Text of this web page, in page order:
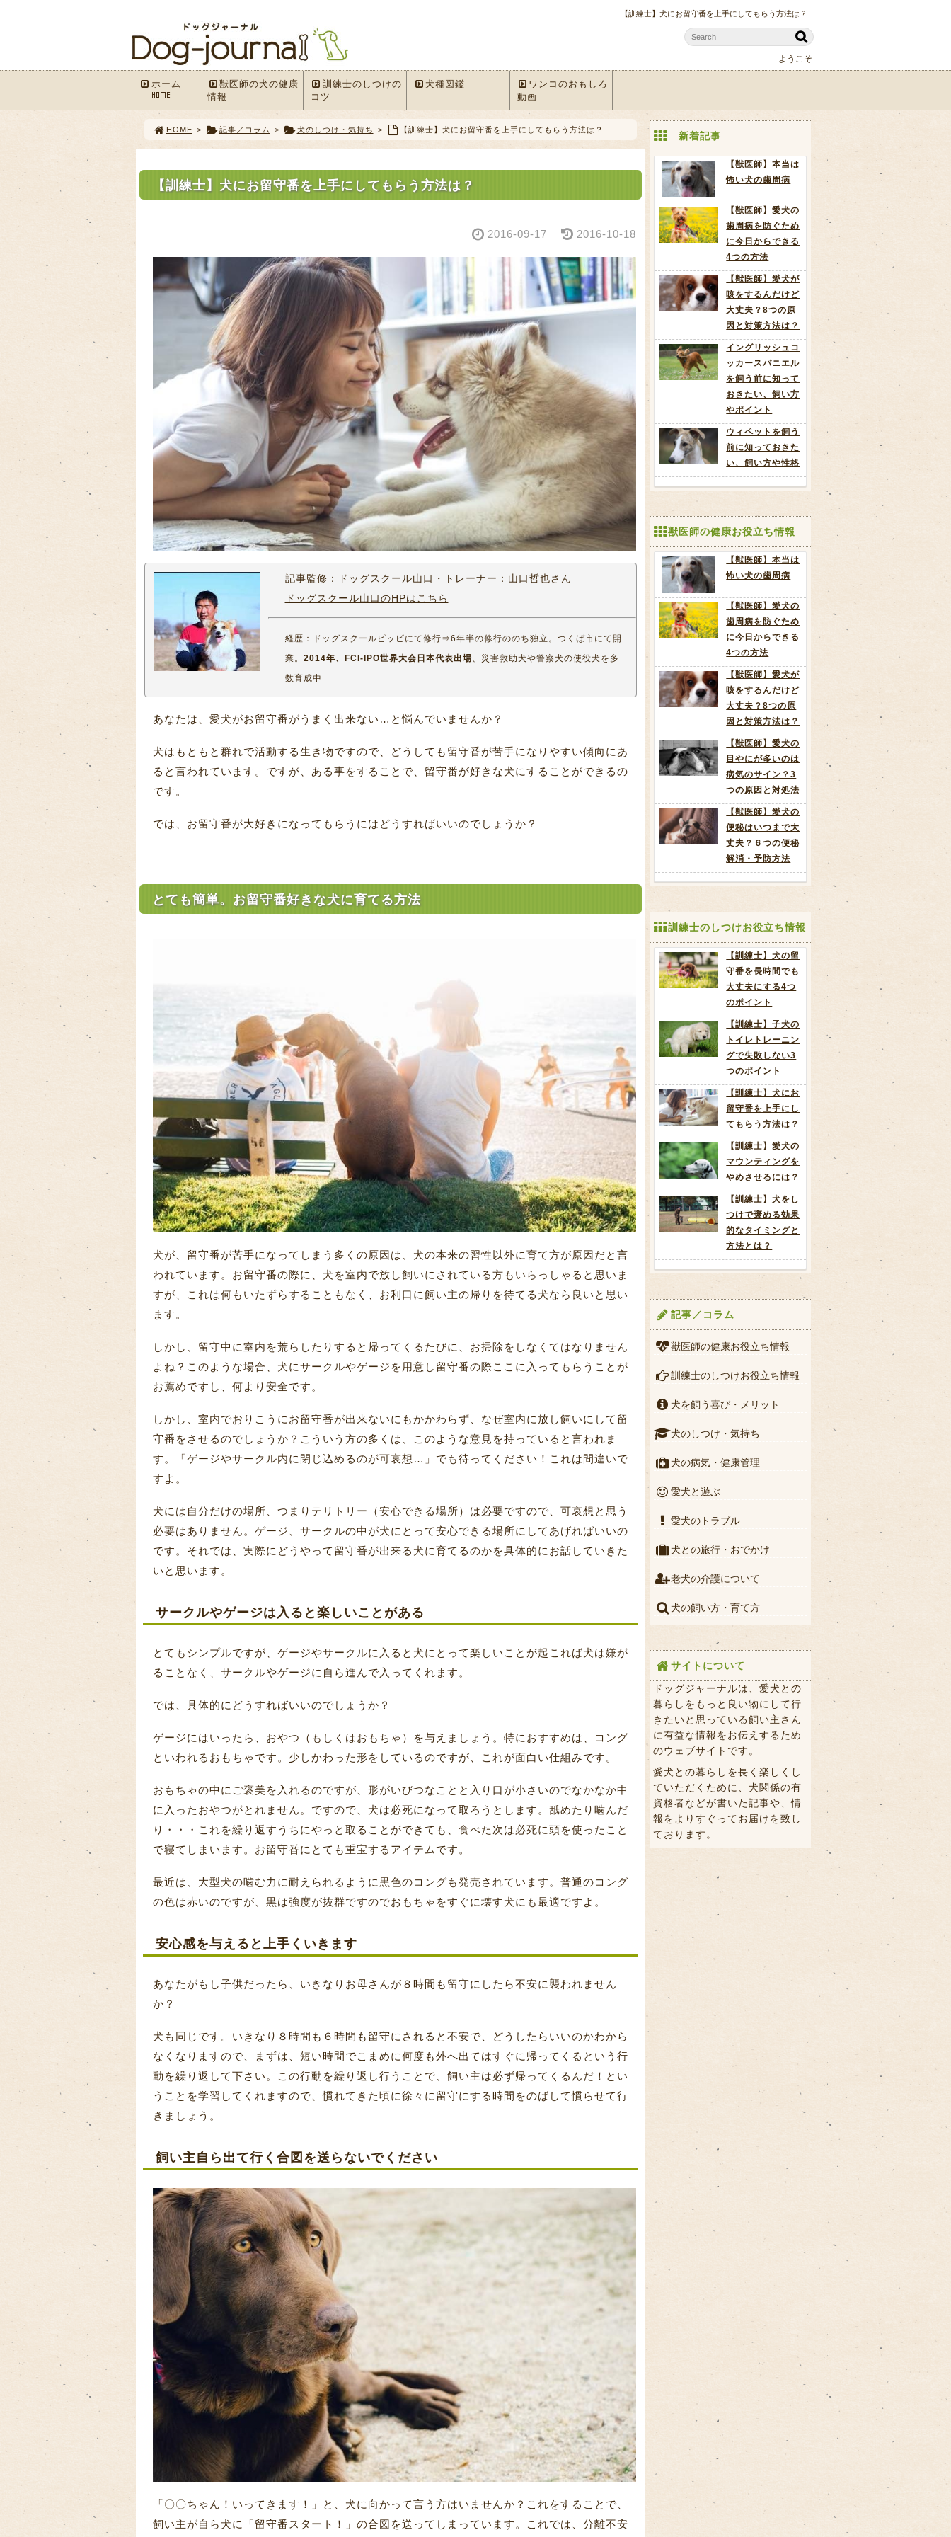
【訓練士】犬にお留守番を上手にしてもらう方法は？
ようこそ
ホーム
HOME
獣医師の犬の健康
情報
訓練士のしつけの
コツ
犬種図鑑
ワンコのおもしろ
動画
HOME > 記事／コラム > 犬のしつけ・気持ち > 【訓練士】犬にお留守番を上手にしてもらう方法は？
【訓練士】犬にお留守番を上手にしてもらう方法は？
2016-09-17 2016-10-18
記事監修：
ドッグスクール山口・トレーナー：山口哲也さん
ドッグスクール山口のHPはこちら
経歴：ドッグスクールピッピにて修行⇒6年半の修行ののち独立。つくば市にて開
業。 2014年、FCI-IPO世界大会日本代表出場、災害救助犬や警察犬の使役犬を多
数育成中
あなたは、愛犬がお留守番がうまく出来ない…と悩んでいませんか？
犬はもともと群れで活動する生き物ですので、どうしても留守番が苦手になりやすい傾向にあ
ると言われています。ですが、ある事をすることで、留守番が好きな犬にすることができるの
です。
では、お留守番が大好きになってもらうにはどうすればいいのでしょうか？
とても簡単。お留守番好きな犬に育てる方法
犬が、留守番が苦手になってしまう多くの原因は、犬の本来の習性以外に育て方が原因だと言
われています。お留守番の際に、犬を室内で放し飼いにされている方もいらっしゃると思いま
すが、これは何もいたずらすることもなく、お利口に飼い主の帰りを待てる犬なら良いと思い
ます。
しかし、留守中に室内を荒らしたりすると帰ってくるたびに、お掃除をしなくてはなりません
よね？このような場合、犬にサークルやゲージを用意し留守番の際ここに入ってもらうことが
お薦めですし、何より安全です。
しかし、室内でおりこうにお留守番が出来ないにもかかわらず、なぜ室内に放し飼いにして留
守番をさせるのでしょうか？こういう方の多くは、このような意見を持っていると言われま
す。「ゲージやサークル内に閉じ込めるのが可哀想…」でも待ってください！これは間違いで
すよ。
犬には自分だけの場所、つまりテリトリー（安心できる場所）は必要ですので、可哀想と思う
必要はありません。ゲージ、サークルの中が犬にとって安心できる場所にしてあげればいいの
です。それでは、実際にどうやって留守番が出来る犬に育てるのかを具体的にお話していきた
いと思います。
サークルやゲージは入ると楽しいことがある
とてもシンプルですが、ゲージやサークルに入ると犬にとって楽しいことが起これば犬は嫌が
ることなく、サークルやゲージに自ら進んで入ってくれます。
では、具体的にどうすればいいのでしょうか？
ゲージにはいったら、おやつ（もしくはおもちゃ）を与えましょう。特におすすめは、コング
といわれるおもちゃです。少しかわった形をしているのですが、これが面白い仕組みです。
おもちゃの中にご褒美を入れるのですが、形がいびつなことと入り口が小さいのでなかなか中
に入ったおやつがとれません。ですので、犬は必死になって取ろうとします。舐めたり噛んだ
り・・・これを繰り返すうちにやっと取ることができても、食べた次は必死に頭を使ったこと
で寝てしまいます。お留守番にとても重宝するアイテムです。
最近は、大型犬の噛む力に耐えられるように黒色のコングも発売されています。普通のコング
の色は赤いのですが、黒は強度が抜群ですのでおもちゃをすぐに壊す犬にも最適ですよ。
安心感を与えると上手くいきます
あなたがもし子供だったら、いきなりお母さんが８時間も留守にしたら不安に襲われません
か？
犬も同じです。いきなり８時間も６時間も留守にされると不安で、どうしたらいいのかわから
なくなりますので、まずは、短い時間でこまめに何度も外へ出てはすぐに帰ってくるという行
動を繰り返して下さい。この行動を繰り返し行うことで、飼い主は必ず帰ってくるんだ！とい
うことを学習してくれますので、慣れてきた頃に徐々に留守にする時間をのばして慣らせて行
きましょう。
飼い主自ら出て行く合図を送らないでください
「〇〇ちゃん！いってきます！」と、犬に向かって言う方はいませんか？これをすることで、
飼い主が自ら犬に「留守番スタート！」の合図を送ってしまっています。これでは、分離不安
新着記事
【獣医師】本当は
怖い犬の歯周病
【獣医師】愛犬の
歯周病を防ぐため
に今日からできる
4つの方法
【獣医師】愛犬が
咳をするんだけど
大丈夫？8つの原
因と対策方法は？
イングリッシュコ
ッカースパニエル
を飼う前に知って
おきたい、飼い方
やポイント
ウィペットを飼う
前に知っておきた
い、飼い方や性格
獣医師の健康お役立ち情報
【獣医師】本当は
怖い犬の歯周病
【獣医師】愛犬の
歯周病を防ぐため
に今日からできる
4つの方法
【獣医師】愛犬が
咳をするんだけど
大丈夫？8つの原
因と対策方法は？
【獣医師】愛犬の
目やにが多いのは
病気のサイン？3
つの原因と対処法
【獣医師】愛犬の
便秘はいつまで大
丈夫？６つの便秘
解消・予防方法
訓練士のしつけお役立ち情報
【訓練士】犬の留
守番を長時間でも
大丈夫にする4つ
のポイント
【訓練士】子犬の
トイレトレーニン
グで失敗しない3
つのポイント
【訓練士】犬にお
留守番を上手にし
てもらう方法は？
【訓練士】愛犬の
マウンティングを
やめさせるには？
【訓練士】犬をし
つけで褒める効果
的なタイミングと
方法とは？
記事／コラム
獣医師の健康お役立ち情報
訓練士のしつけお役立ち情報
犬を飼う喜び・メリット
犬のしつけ・気持ち
犬の病気・健康管理
愛犬と遊ぶ
愛犬のトラブル
犬との旅行・おでかけ
老犬の介護について
犬の飼い方・育て方
サイトについて
ドッグジャーナルは、愛犬との
暮らしをもっと良い物にして行
きたいと思っている飼い主さん
に有益な情報をお伝えするため
のウェブサイトです。
愛犬との暮らしを長く楽しくし
ていただくために、犬関係の有
資格者などが書いた記事や、情
報をよりすぐってお届けを致し
ております。